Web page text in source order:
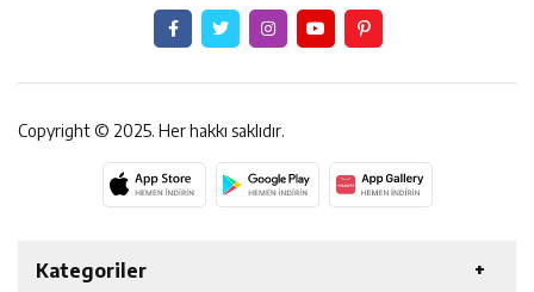
Copyright © 2025. Her hakkı saklıdır.
Kategoriler